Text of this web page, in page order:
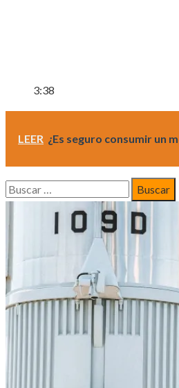
3:38
LEER ¿Es seguro consumir un
Buscar: